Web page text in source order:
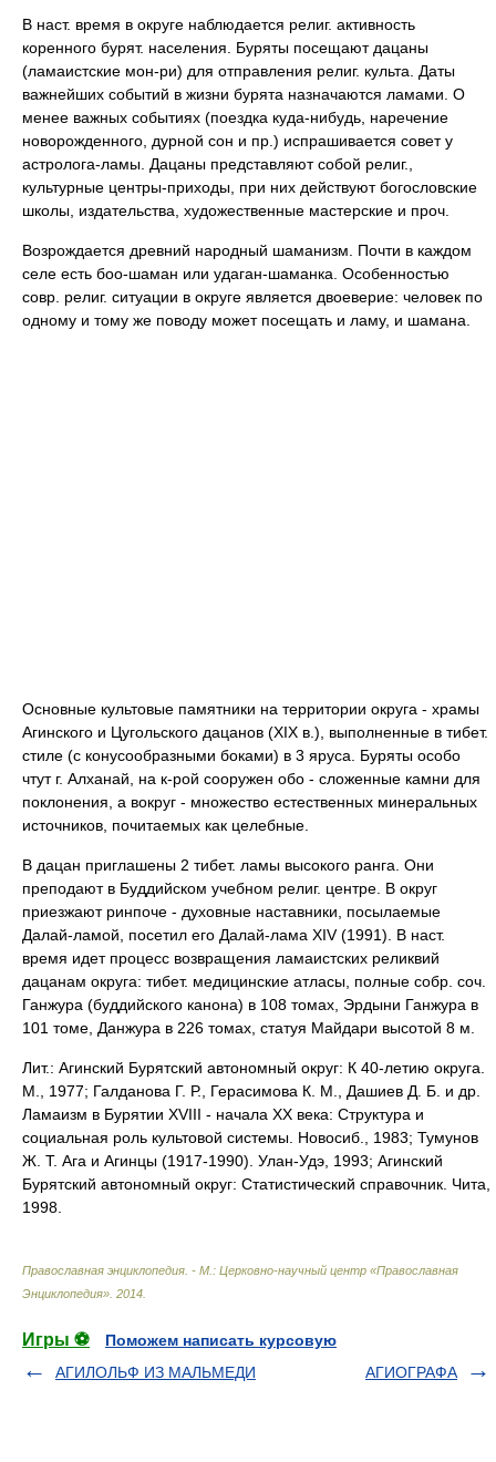
В наст. время в округе наблюдается религ. активность
коренного бурят. населения. Буряты посещают дацаны
(ламаистские мон-ри) для отправления религ. культа. Даты
важнейших событий в жизни бурята назначаются ламами. О
менее важных событиях (поездка куда-нибудь, наречение
новорожденного, дурной сон и пр.) испрашивается совет у
астролога-ламы. Дацаны представляют собой религ.,
культурные центры-приходы, при них действуют богословские
школы, издательства, художественные мастерские и проч.
Возрождается древний народный шаманизм. Почти в каждом
селе есть бoo-шаман или удаган-шаманка. Особенностью
совр. религ. ситуации в округе является двоеверие: человек по
одному и тому же поводу может посещать и ламу, и шамана.
Основные культовые памятники на территории округа - храмы
Агинского и Цугольского дацанов (XIX в.), выполненные в тибет.
стиле (с конусообразными боками) в 3 яруса. Буряты особо
чтут г. Алханай, на к-рой сооружен обо - сложенные камни для
поклонения, а вокруг - множество естественных минеральных
источников, почитаемых как целебные.
В дацан приглашены 2 тибет. ламы высокого ранга. Они
преподают в Буддийском учебном религ. центре. В округ
приезжают ринпоче - духовные наставники, посылаемые
Далай-ламой, посетил его Далай-лама XIV (1991). В наст.
время идет процесс возвращения ламаистских реликвий
дацанам округа: тибет. медицинские атласы, полные собр. соч.
Ганжура (буддийского канона) в 108 томах, Эрдыни Ганжура в
101 томе, Данжура в 226 томах, статуя Майдари высотой 8 м.
Лит.: Агинский Бурятский автономный округ: К 40-летию округа.
М., 1977; Галданова Г. Р., Герасимова К. М., Дашиев Д. Б. и др.
Ламаизм в Бурятии XVIII - начала ХХ века: Структура и
социальная роль культовой системы. Новосиб., 1983; Тумунов
Ж. Т. Ага и Агинцы (1917-1990). Улан-Удэ, 1993; Агинский
Бурятский автономный округ: Статистический справочник. Чита,
1998.
Православная энциклопедия. - М.: Церковно-научный центр «Православная
Энциклопедия» 2014
Игры ⚽
Поможем написать курсовую
АГИЛОЛЬФ ИЗ МАЛЬМЕДИ
АГИОГРАФА